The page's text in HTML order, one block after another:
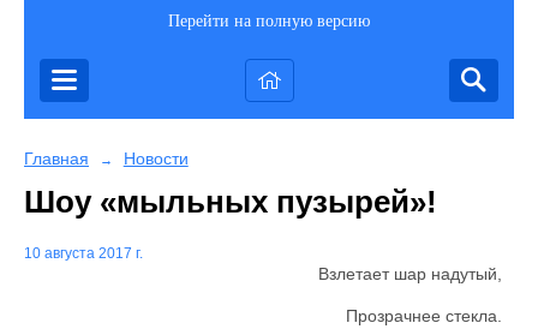
Перейти на полную версию
Главная → Новости
Шоу «мыльных пузырей»!
10 августа 2017 г.
Взлетает шар надутый,
Прозрачнее стекла.